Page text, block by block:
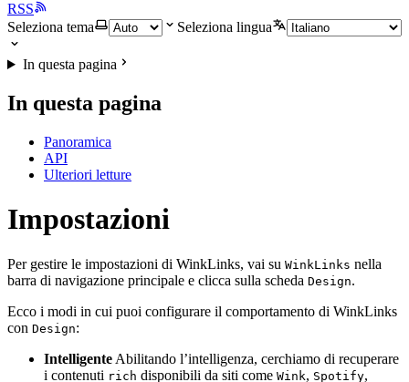
RSS
Seleziona tema
Seleziona lingua
In questa pagina
In questa pagina
Panoramica
API
Ulteriori letture
Impostazioni
Per gestire le impostazioni di WinkLinks, vai su WinkLinks nella
barra di navigazione principale e clicca sulla scheda Design.
Ecco i modi in cui puoi configurare il comportamento di WinkLinks
con Design:
Intelligente Abilitando l’intelligenza, cerchiamo di recuperare
i contenuti rich disponibili da siti come Wink, Spotify,